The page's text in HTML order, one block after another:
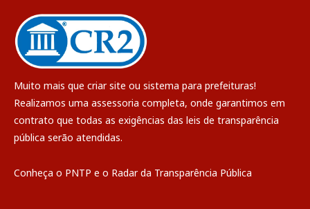
Muito mais que criar site ou sistema para prefeituras!
Realizamos uma assessoria completa, onde garantimos em
contrato que todas as exigências das leis de transparência
pública serão atendidas.
Conheça o PNTP e o Radar da Transparência Pública